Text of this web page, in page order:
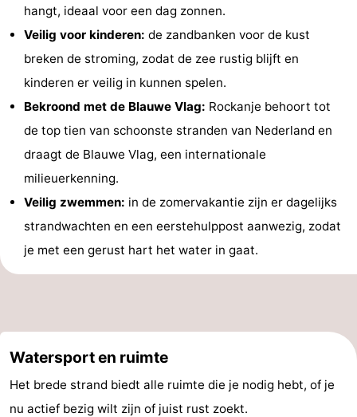
Binnenspeeltuinen
Wellness
centra
Dorpen
Steden
Natuur
Sporten
Zwembaden
Surfen
Eten
en
Evenementen
Route
hangt, ideaal voor een dag zonnen.
Veilig voor kinderen: de zandbanken voor de kust
breken de stroming, zodat de zee rustig blijft en
kinderen er veilig in kunnen spelen.
Bekroond met de Blauwe Vlag: Rockanje behoort tot
de top tien van schoonste stranden van Nederland en
draagt de Blauwe Vlag, een internationale
milieuerkenning.
Veilig zwemmen: in de zomervakantie zijn er dagelijks
strandwachten en een eerstehulppost aanwezig, zodat
je met een gerust hart het water in gaat.
Watersport en ruimte
Het brede strand biedt alle ruimte die je nodig hebt, of je
nu actief bezig wilt zijn of juist rust zoekt.